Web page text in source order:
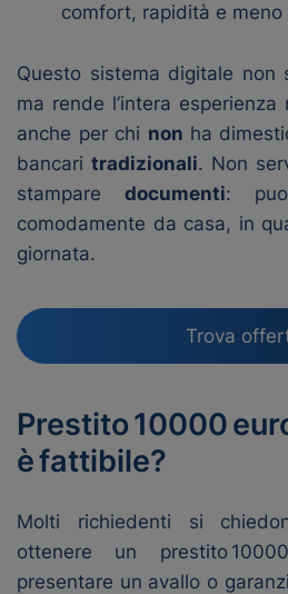
comfort, rapidità e meno
Questo sistema digitale non
ma rende l’intera
anche per chi non ha
bancaritradizionali. Non
stampare documenti:
comodamente da casa, in
giornata.
Trova
Prestito 10000
è fattibile?
Molti richiedenti si
ottenere un prestito
presentare un avallo o